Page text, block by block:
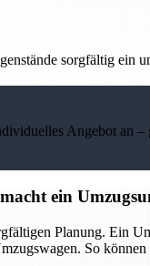
sorgfältig ein
Angebot an
ein
Planung. Ein
So